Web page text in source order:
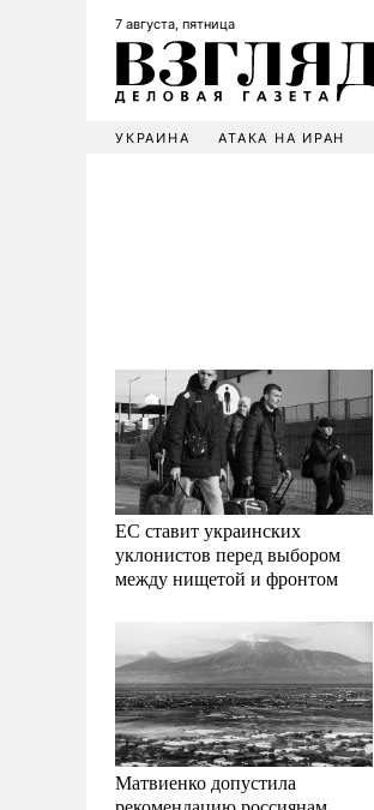
7 августа, пятница
УКРАИНА АТАКА НА ИРАН
ЕС ставит украинских
уклонистов перед выбором
между нищетой и фронтом
Матвиенко допустила